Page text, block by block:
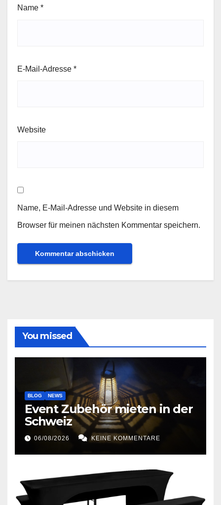
Name *
E-Mail-Adresse *
Website
Name, E-Mail-Adresse und Website in diesem
Browser für meinen nächsten Kommentar speichern.
You missed
BLOG NEWS
Event Zubehör mieten in der
Schweiz
06/08/2026 KEINE KOMMENTARE